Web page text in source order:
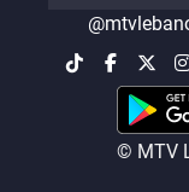
© MTV